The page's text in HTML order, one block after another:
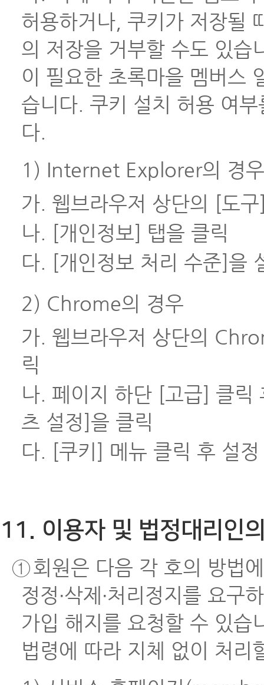
허용하거나, 쿠키가 저장될
의 저장을 거부할 수도 있습
이 필요한 초록마을 멤버스
습니다. 쿠키 설치 허용 여
다.
1) Internet Explorer의 경우
가. 웹브라우저 상단의 [도
나. [개인정보] 탭을 클릭
다. [개인정보 처리 수준]을
2) Chrome의 경우
가. 웹브라우저 상단의
릭
나. 페이지 하단 [고급] 클릭
츠 설정]을 클릭
다. [쿠키] 메뉴 클릭 후 설정
11. 이용자 및 법정대리인
①회원은 다음 각 호의 방법
정정∙삭제∙처리정지를 요구
가입 해지를 요청할 수 있습
법령에 따라 지체 없이 처리